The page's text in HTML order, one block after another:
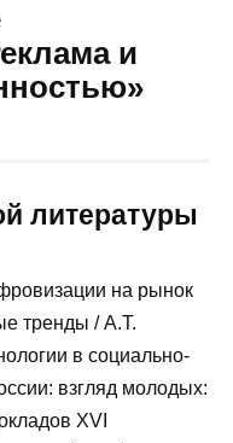
и
литературы
на рынок
тренды / А.Т.
в социально-
взгляд молодых:
XVI